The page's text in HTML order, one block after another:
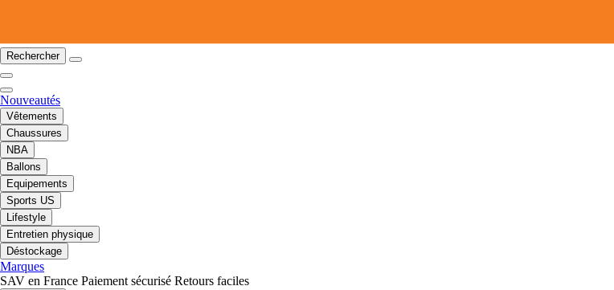
Rechercher
Nouveautés
Vêtements
Chaussures
NBA
Ballons
Equipements
Sports US
Lifestyle
Entretien physique
Déstockage
Marques
SAV en France Paiement sécurisé Retours faciles